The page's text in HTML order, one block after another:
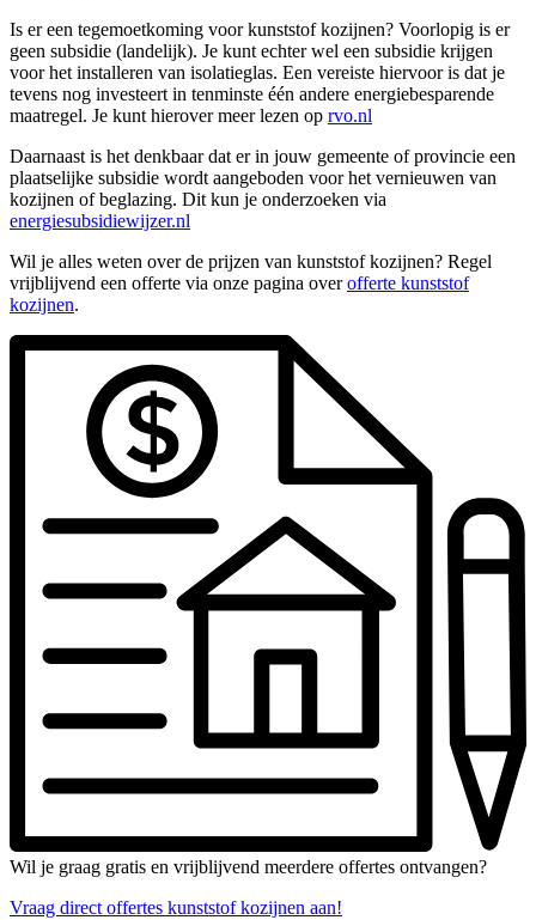
Is er een tegemoetkoming voor kunststof kozijnen? Voorlopig is er
geen subsidie (landelijk). Je kunt echter wel een subsidie krijgen
voor het installeren van isolatieglas. Een vereiste hiervoor is dat je
tevens nog investeert in tenminste één andere energiebesparende
maatregel. Je kunt hierover meer lezen op rvo.nl
Daarnaast is het denkbaar dat er in jouw gemeente of provincie een
plaatselijke subsidie wordt aangeboden voor het vernieuwen van
kozijnen of beglazing. Dit kun je onderzoeken via
energiesubsidiewijzer.nl
Wil je alles weten over de prijzen van kunststof kozijnen? Regel
vrijblijvend een offerte via onze pagina overofferte kunststof
kozijnen.
Wil je graag gratis en vrijblijvend meerdere offertes ontvangen?
Vraag direct offertes kunststof kozijnen aan!